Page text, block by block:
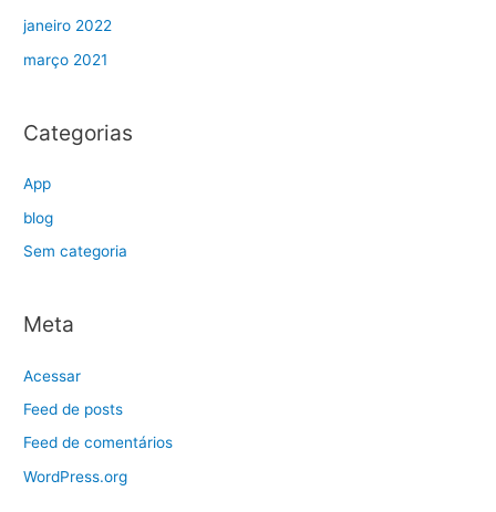
janeiro 2022
março 2021
Categorias
App
blog
Sem categoria
Meta
Acessar
Feed de posts
Feed de comentários
WordPress.org